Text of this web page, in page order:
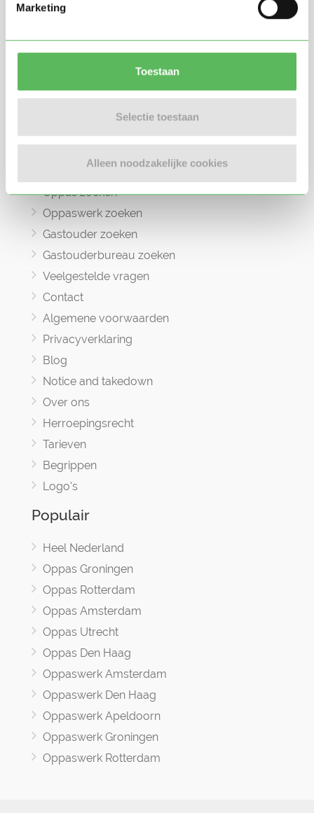
Marketing
Toestaan
Selectie toestaan
Alleen noodzakelijke cookies
in 2017, bedoeld om ouders, oppassers en
Informatie
Oppas zoeken
Oppaswerk zoeken
Gastouder zoeken
Gastouderbureau zoeken
Veelgestelde vragen
Contact
Algemene voorwaarden
Privacyverklaring
Blog
Notice and takedown
Over ons
Herroepingsrecht
Tarieven
Begrippen
Logo's
Populair
Heel Nederland
Oppas Groningen
Oppas Rotterdam
Oppas Amsterdam
Oppas Utrecht
Oppas Den Haag
Oppaswerk Amsterdam
Oppaswerk Den Haag
Oppaswerk Apeldoorn
Oppaswerk Groningen
Oppaswerk Rotterdam